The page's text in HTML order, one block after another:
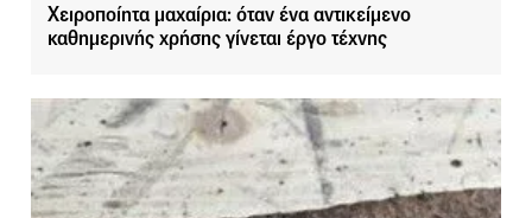
Χειροποίητα μαχαίρια: όταν ένα αντικείμενο
καθημερινής χρήσης γίνεται έργο τέχνης